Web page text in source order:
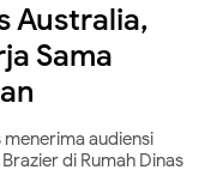
Australia,
Sama
menerima audiensi
di Rumah Dinas